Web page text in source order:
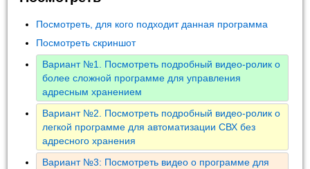
Посмотреть, для кого подходит данная программа
Посмотреть скриншот
Вариант №1. Посмотреть подробный видео-ролик о
более сложной программе для управления
адресным хранением
Вариант №2. Посмотреть подробный видео-ролик о
легкой программе для автоматизации СВХ без
адресного хранения
Вариант №3: Посмотреть видео о программе для